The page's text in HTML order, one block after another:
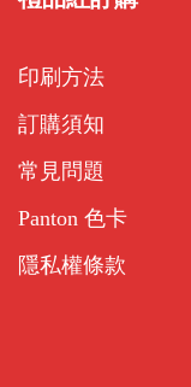
印刷方法
訂購須知
常見問題
Panton 色卡
隱私權條款